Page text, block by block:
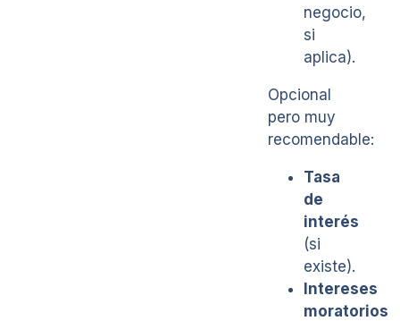
negocio,
si
aplica).
Opcional
pero muy
recomendable:
Tasa
de
interés
(si
existe).
Intereses
moratorios